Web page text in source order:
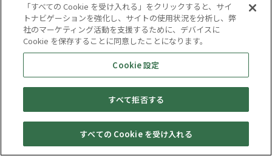
キャンペーン 店舗一覧 Web予約 買取情報 宅配買取
「すべての Cookie を受け入れる」をクリックすると、サイ
トナビゲーションを強化し、サイトの使用状況を分析し、弊
社のマーケティング活動を支援するために、デバイスに
Cookie を保存することに同意したことになります。
Cookie 設定
すべて拒否する
すべての Cookie を受け入れる